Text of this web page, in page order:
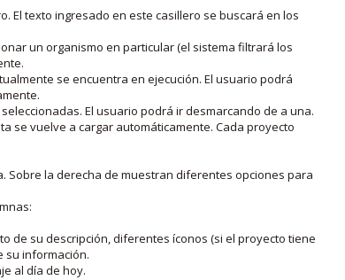
El texto ingresado en este casillero se buscará en los
un organismo en particular (el sistema filtrará los
se encuentra en ejecución. El usuario podrá
El usuario podrá ir desmarcando de a una.
se vuelve a cargar automáticamente. Cada proyecto
Sobre la derecha de muestran diferentes opciones para
de su descripción, diferentes íconos (si el proyecto tiene
su información.
al día de hoy.